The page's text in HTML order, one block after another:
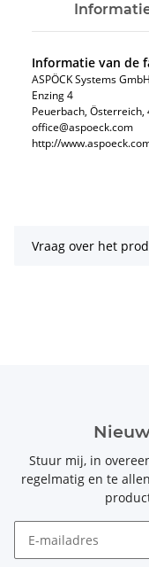
Informatie van de
ASPÖCK Systems GmbH
Enzing 4
Peuerbach, Österreich,
office@aspoeck.com
http://
Vraag over het
Stuur mij, in
regelmatig en te